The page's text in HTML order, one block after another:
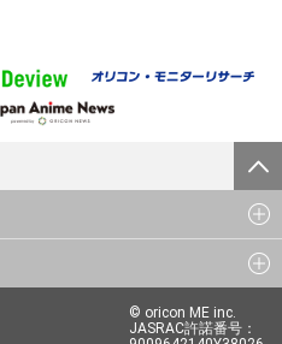
© oricon ME inc.
JASRAC許諾番号：